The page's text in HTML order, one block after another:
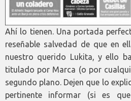
Ahí lo tienen. Una portada
reseñable salvedad de que en
nuestro querido Lukita, y ello
titulado por Marca (o por
segundo plano. Dejen que lo
pertinente informar (si es